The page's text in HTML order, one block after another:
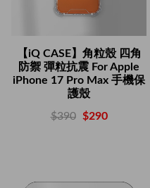
【iQ CASE】角粒殼 四角
防禦 彈粒抗震 For Apple
iPhone 17 Pro Max 手機保
護殼
$390 $290